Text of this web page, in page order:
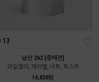
13
남산 262 [중배전]
과일젤리, 캐러멜, 너트, 토스트
16,830원